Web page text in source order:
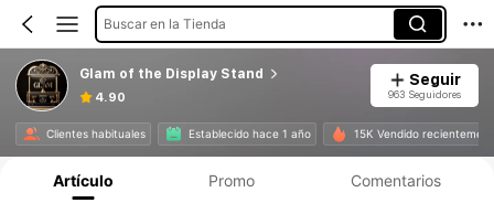
Buscar en la Tienda
Glam of the Display Stand
4.90
Seguir
963 Seguidores
Clientes habituales Establecido hace 1 año 15K Vendido
Artículo Promo Comentarios